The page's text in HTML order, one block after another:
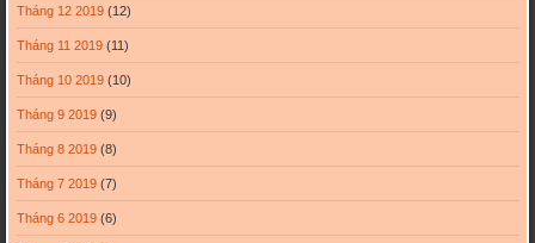
Tháng 12 2019(12)
Tháng 11 2019(11)
Tháng 10 2019(10)
Tháng 9 2019(9)
Tháng 8 2019(8)
Tháng 7 2019(7)
Tháng 6 2019(6)